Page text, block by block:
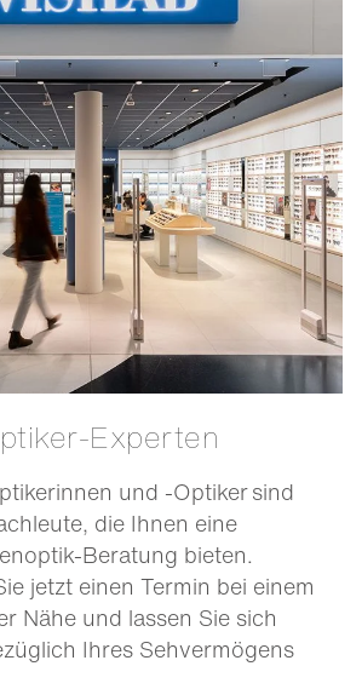
Experten
und -Optiker sind
die Ihnen eine
Beratung bieten.
jetzt einen Termin bei einem
Nähe und lassen Sie sich
Ihres Sehvermögens